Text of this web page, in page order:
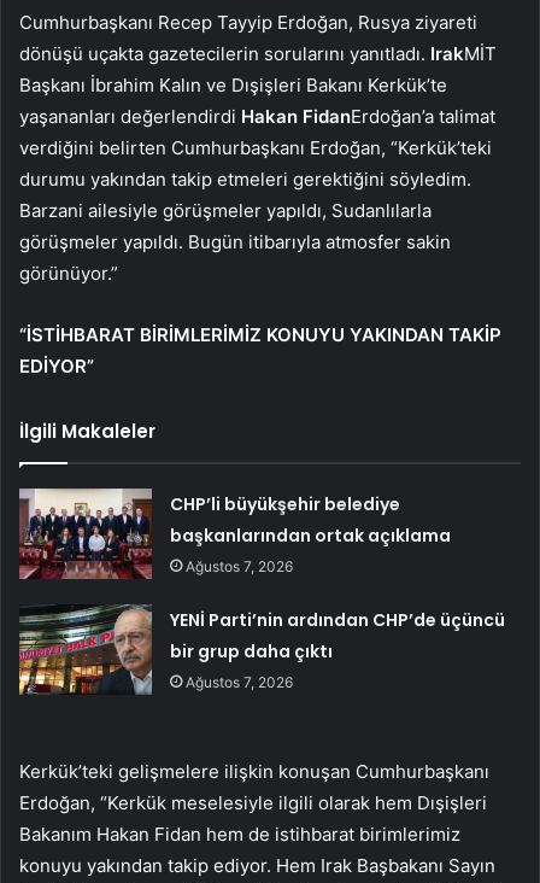
Cumhurbaşkanı Recep Tayyip Erdoğan, Rusya ziyareti
dönüşü uçakta gazetecilerin sorularını yanıtladı. IrakMİT
Başkanı İbrahim Kalın ve Dışişleri Bakanı Kerkük’te
yaşananları değerlendirdi Hakan FidanErdoğan’a talimat
verdiğini belirten Cumhurbaşkanı Erdoğan, “Kerkük’teki
durumu yakından takip etmeleri gerektiğini söyledim.
Barzani ailesiyle görüşmeler yapıldı, Sudanlılarla
görüşmeler yapıldı. Bugün itibarıyla atmosfer sakin
görünüyor.”
“İSTİHBARAT BİRİMLERİMİZ KONUYU YAKINDAN TAKİP
EDİYOR”
İlgili Makaleler
CHP’li büyükşehir belediye
başkanlarından ortak açıklama
Ağustos 7, 2026
YENİ Parti’nin ardından CHP’de üçüncü
bir grup daha çıktı
Ağustos 7, 2026
Kerkük’teki gelişmelere ilişkin konuşan Cumhurbaşkanı
Erdoğan, “Kerkük meselesiyle ilgili olarak hem Dışişleri
Bakanım Hakan Fidan hem de istihbarat birimlerimiz
konuyu yakından takip ediyor. Hem Irak Başbakanı Sayın